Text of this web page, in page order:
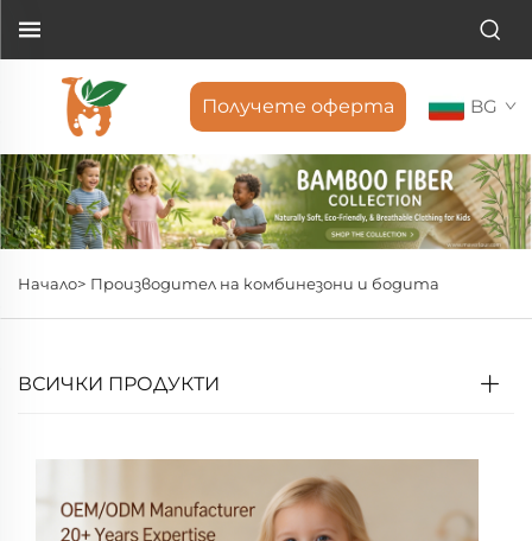
Получете оферта BG
Начало> Производител на комбинезони и бодита
ВСИЧКИ ПРОДУКТИ